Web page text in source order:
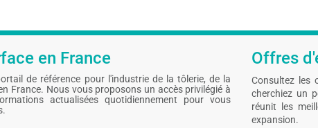
en France
de référence pour l'industrie de la tôlerie, de la
France. Nous vous proposons un accès privilégié à
actualisées quotidiennement pour vous
Offres
Consultez les
cherchiez un
réunit les
expansion.